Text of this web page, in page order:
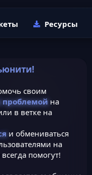
Ресурсы
своим
на
в ветке на
и обмениваться
на
помогут!